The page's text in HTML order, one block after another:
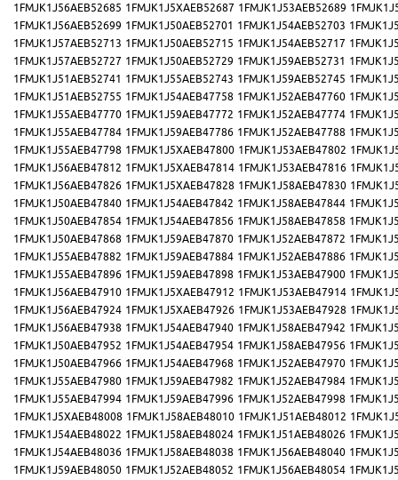
1FMJK1J56AEB52685 1FMJK1J5XAEB52687 1FMJK1J53AEB52689
1FMJK1J56AEB52699 1FMJK1J50AEB52701 1FMJK1J54AEB52703
1FMJK1J57AEB52713 1FMJK1J50AEB52715 1FMJK1J54AEB52717
1FMJK1J57AEB52727 1FMJK1J50AEB52729 1FMJK1J59AEB52731
1FMJK1J51AEB52741 1FMJK1J55AEB52743 1FMJK1J59AEB52745
1FMJK1J51AEB52755 1FMJK1J54AEB47758 1FMJK1J52AEB47760
1FMJK1J55AEB47770 1FMJK1J59AEB47772 1FMJK1J52AEB47774
1FMJK1J55AEB47784 1FMJK1J59AEB47786 1FMJK1J52AEB47788
1FMJK1J55AEB47798 1FMJK1J5XAEB47800 1FMJK1J53AEB47802
1FMJK1J56AEB47812 1FMJK1J5XAEB47814 1FMJK1J53AEB47816
1FMJK1J56AEB47826 1FMJK1J5XAEB47828 1FMJK1J58AEB47830
1FMJK1J50AEB47840 1FMJK1J54AEB47842 1FMJK1J58AEB47844
1FMJK1J50AEB47854 1FMJK1J54AEB47856 1FMJK1J58AEB47858
1FMJK1J50AEB47868 1FMJK1J59AEB47870 1FMJK1J52AEB47872
1FMJK1J55AEB47882 1FMJK1J59AEB47884 1FMJK1J52AEB47886
1FMJK1J55AEB47896 1FMJK1J59AEB47898 1FMJK1J53AEB47900
1FMJK1J56AEB47910 1FMJK1J5XAEB47912 1FMJK1J53AEB47914
1FMJK1J56AEB47924 1FMJK1J5XAEB47926 1FMJK1J53AEB47928
1FMJK1J56AEB47938 1FMJK1J54AEB47940 1FMJK1J58AEB47942
1FMJK1J50AEB47952 1FMJK1J54AEB47954 1FMJK1J58AEB47956
1FMJK1J50AEB47966 1FMJK1J54AEB47968 1FMJK1J52AEB47970
1FMJK1J55AEB47980 1FMJK1J59AEB47982 1FMJK1J52AEB47984
1FMJK1J55AEB47994 1FMJK1J59AEB47996 1FMJK1J52AEB47998
1FMJK1J5XAEB48008 1FMJK1J58AEB48010 1FMJK1J51AEB48012
1FMJK1J54AEB48022 1FMJK1J58AEB48024 1FMJK1J51AEB48026
1FMJK1J54AEB48036 1FMJK1J58AEB48038 1FMJK1J56AEB48040
1FMJK1J59AEB48050 1FMJK1J52AEB48052 1FMJK1J56AEB48054